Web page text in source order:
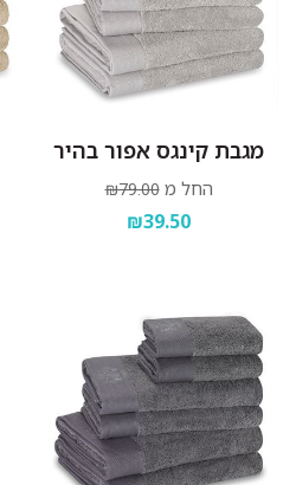
מגבת קינגס אפור בהיר
החל מ ₪79.00
₪39.50